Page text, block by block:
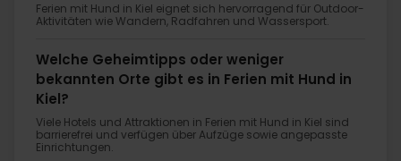
Ferien mit Hund in Kiel eignet sich hervorragend für Outdoor-
Aktivitäten wie Wandern, Radfahren und Wassersport.
Welche Geheimtipps oder weniger
bekannten Orte gibt es in Ferien mit Hund in
Kiel?
Viele Hotels und Attraktionen in Ferien mit Hund in Kiel sind
barrierefrei und verfügen über Aufzüge sowie angepasste
Einrichtungen.